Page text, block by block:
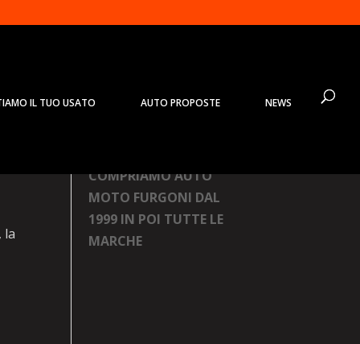
IL TUO USATO AUTO PROPOSTE NEWS
la
COMPRIAMO AUTO
MOTO FURGONI DAL
1999 IN POI TUTTE LE
MARCHE